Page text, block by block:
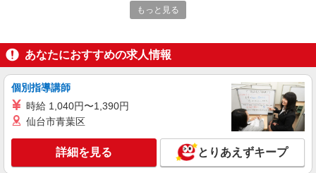
≪高崎駅≫未経験・無資格から看護助手へ挑
戦！シフト相談OK♪
通費全支給(ガソリン代含む)＞
高崎市 交通費全額支給
キープ 詳細を見る
株式会社トラストグロース 新宿本社 第3営業部
特別養護老人ホームでの看護師
もっと見る
あなたにおすすめの求人情報
個別指導講師
時給 1,040円〜1,390円
仙台市青葉区
詳細を見る とりあえずキープ